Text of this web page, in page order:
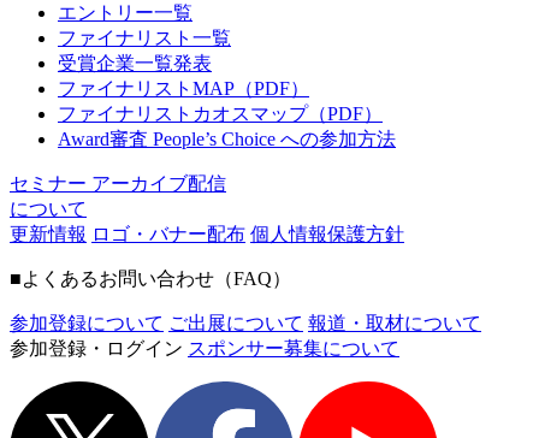
エントリー一覧
ファイナリスト一覧
受賞企業一覧発表
ファイナリストMAP（PDF）
ファイナリストカオスマップ（PDF）
Award審査 People’s Choice への参加方法
セミナー アーカイブ配信
について
更新情報 ロゴ・バナー配布 個人情報保護方針
■よくあるお問い合わせ（FAQ）
参加登録について ご出展について 報道・取材について
参加登録・ログイン スポンサー募集について